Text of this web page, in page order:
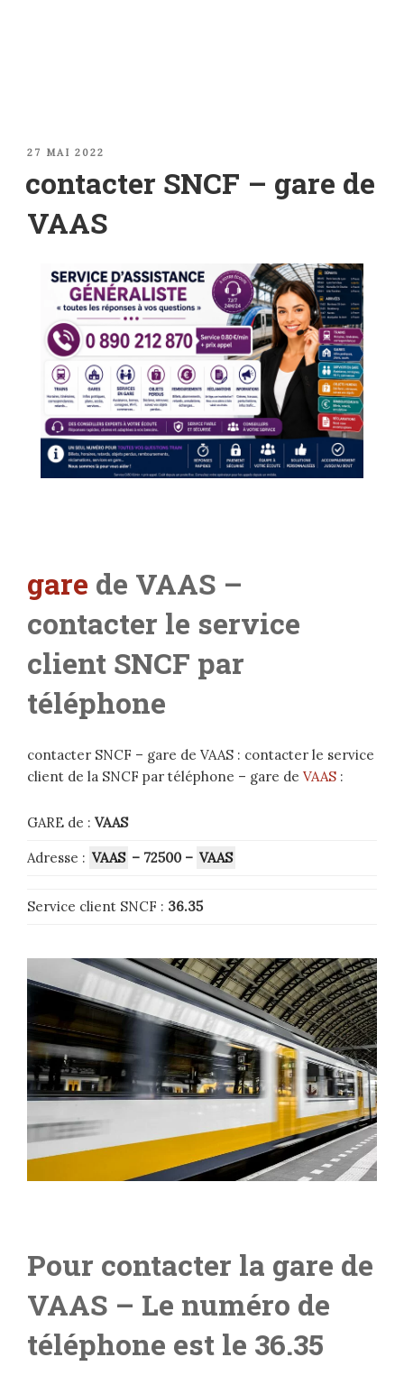
PUBLIÉ
27 MAI 2022
contacter SNCF – gare de
VAAS
gare de VAAS –
contacter le service
client SNCF par
téléphone
contacter SNCF – gare de VAAS : contacter le service
client de la SNCF par téléphone – gare de VAAS :
GARE de : VAAS
Adresse : VAAS – 72500 – VAAS
Service client SNCF : 36.35
Pour contacter la gare de
VAAS – Le numéro de
téléphone est le 36.35